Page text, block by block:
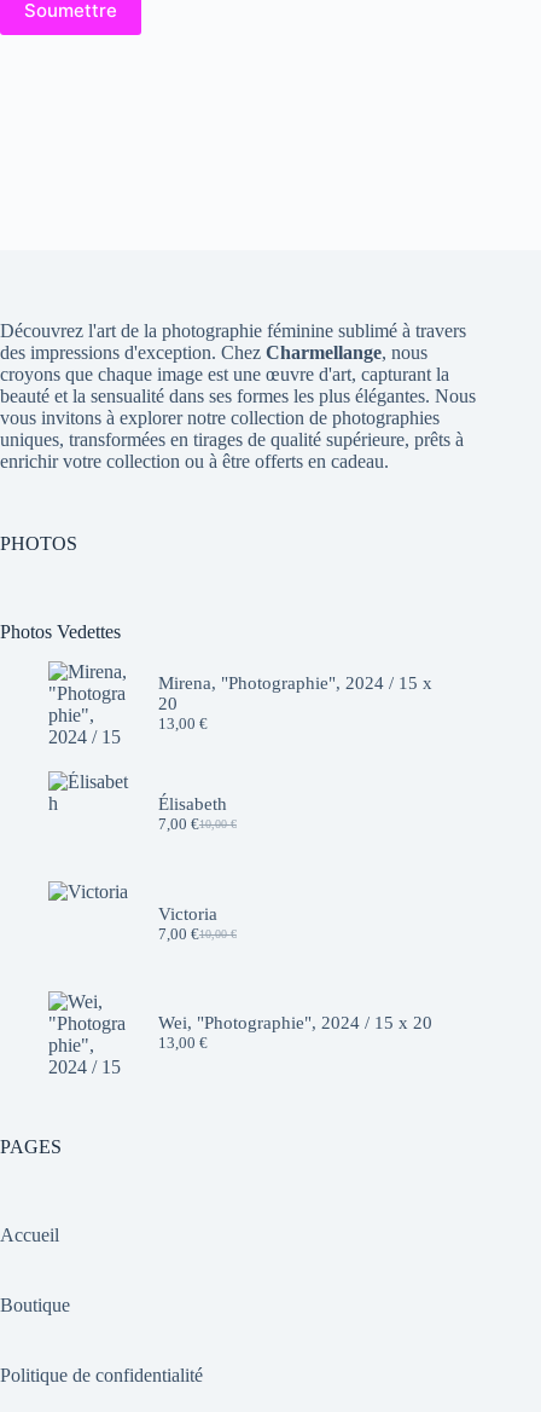
Soumettre
Découvrez l'art de la photographie féminine sublimé à travers
des impressions d'exception. Chez Charmellange, nous
croyons que chaque image est une œuvre d'art, capturant la
beauté et la sensualité dans ses formes les plus élégantes. Nous
vous invitons à explorer notre collection de photographies
uniques, transformées en tirages de qualité supérieure, prêts à
enrichir votre collection ou à être offerts en cadeau.
PHOTOS
Photos Vedettes
Mirena, "Photographie", 2024 / 15 x
20
13,00 €
Élisabeth
10,00€
Le
10,00 €.
7,00 €Le
7,00 €.
Victoria
10,00€
Le
10,00 €.
7,00 €Le
7,00 €.
Wei, "Photographie", 2024 / 15 x 20
13,00 €
PAGES
Accueil
Boutique
Politique de confidentialité